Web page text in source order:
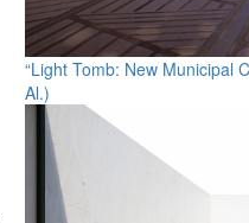
“Light Tomb: New Municipal
Al.)